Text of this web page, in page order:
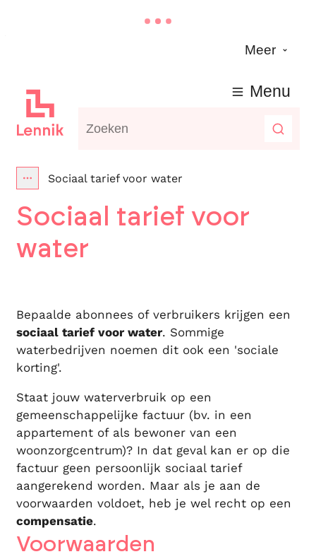
Meer
Lennik
Waarmee kunnen we jou helpen?
Menu
Toon alle broodkruimel items
Sociaal tarief voor water
Sociaal tarief voor
water
Bepaalde abonnees of verbruikers krijgen een
sociaal tarief voor water. Sommige
waterbedrijven noemen dit ook een 'sociale
korting'.
Staat jouw waterverbruik op een
gemeenschappelijke factuur (bv. in een
appartement of als bewoner van een
woonzorgcentrum)? In dat geval kan er op die
factuur geen persoonlijk sociaal tarief
aangerekend worden. Maar als je aan de
voorwaarden voldoet, heb je wel recht op een
compensatie.
Voorwaarden